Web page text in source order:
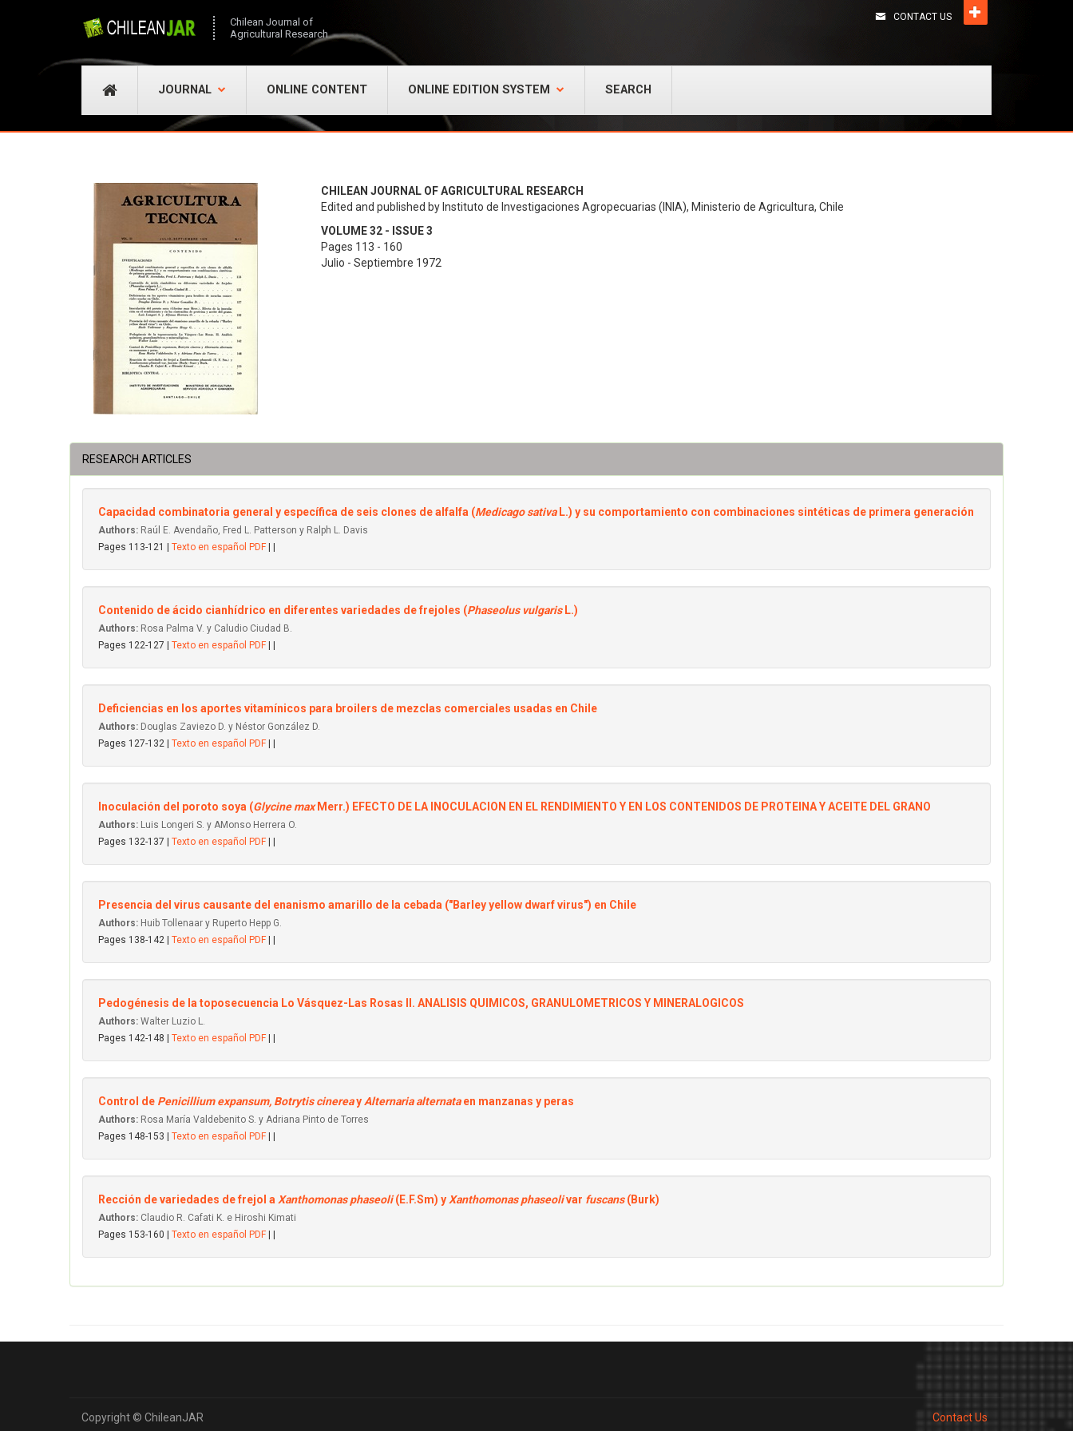
Chilean Journal of
Agricultural Research
CONTACT US
JOURNAL ONLINE CONTENT ONLINE EDITION SYSTEM SEARCH
CHILEAN JOURNAL OF AGRICULTURAL RESEARCH
Edited and published by Instituto de Investigaciones Agropecuarias (INIA), Ministerio de Agricultura, Chile
VOLUME 32 - ISSUE 3
Pages 113 - 160
Julio - Septiembre 1972
RESEARCH ARTICLES
Capacidad combinatoria general y específica de seis clones de alfalfa (Medicago sativa L.) y su comportamiento con combinaciones sintéticas de primera generación
Authors: Raúl E. Avendaño, Fred L. Patterson y Ralph L. Davis
Pages 113-121 | Texto en español PDF
Contenido de ácido cianhídrico en diferentes variedades de frejoles (Phaseolus vulgaris L.)
Authors: Rosa Palma V. y Caludio Ciudad B.
Pages 122-127 | Texto en español PDF
Deficiencias en los aportes vitamínicos para broilers de mezclas comerciales usadas en Chile
Authors: Douglas Zaviezo D. y Néstor González D.
Pages 127-132 | Texto en español PDF
Inoculación del poroto soya (Glycine max Merr.) EFECTO DE LA INOCULACION EN EL RENDIMIENTO Y EN LOS CONTENIDOS DE PROTEINA Y ACEITE DEL GRANO
Authors: Luis Longeri S. y AMonso Herrera O.
Pages 132-137 | Texto en español PDF
Presencia del virus causante del enanismo amarillo de la cebada ("Barley yellow dwarf virus") en Chile
Authors: Huib Tollenaar y Ruperto Hepp G.
Pages 138-142 | Texto en español PDF
Pedogénesis de la toposecuencia Lo Vásquez-Las Rosas II. ANALISIS QUIMICOS, GRANULOMETRICOS Y MINERALOGICOS
Authors: Walter Luzio L.
Pages 142-148 | Texto en español PDF
Control de Penicillium expansum, Botrytis cinereay Alternaria alternataen manzanas y peras
Authors: Rosa María Valdebenito S. y Adriana Pinto de Torres
Pages 148-153 | Texto en español PDF
Rección de variedades de frejol a Xanthomonas phaseoli(E.F.Sm) y Xanthomonas phaseolivar fuscans(Burk)
Authors: Claudio R. Cafati K. e Hiroshi Kimati
Pages 153-160 | Texto en español PDF
Copyright © ChileanJAR Contact Us